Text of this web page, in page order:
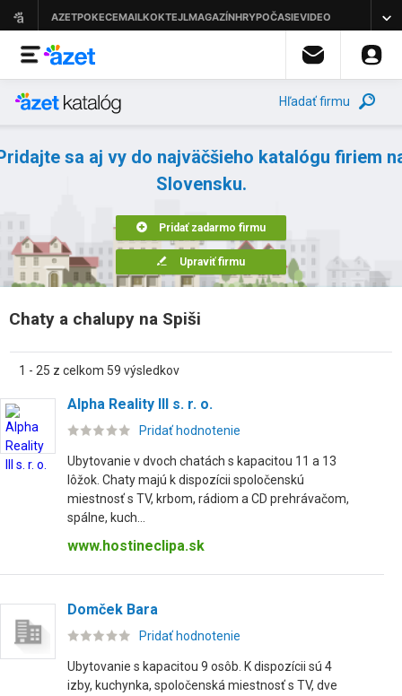
Hľadať firmu
sa aj vy do najväčšieho katalógu firiem
Slovensku.
Pridať zadarmo firmu
Upraviť firmu
Chaty a chalupy na Spiši
1 - 25 z celkom 59 výsledkov
Alpha Reality III s. r. o.
Pridať hodnotenie
Ubytovanie v dvoch chatách s kapacitou 11 a 13
lôžok. Chaty majú k dispozícii spoločenskú
miestnosť s TV, krbom, rádiom a CD prehrávačom,
spálne, kuch...
www.hostineclipa.sk
Domček Bara
Pridať hodnotenie
Ubytovanie s kapacitou 9 osôb. K dispozícii sú 4
izby, kuchynka, spoločenská miestnosť s TV, dve